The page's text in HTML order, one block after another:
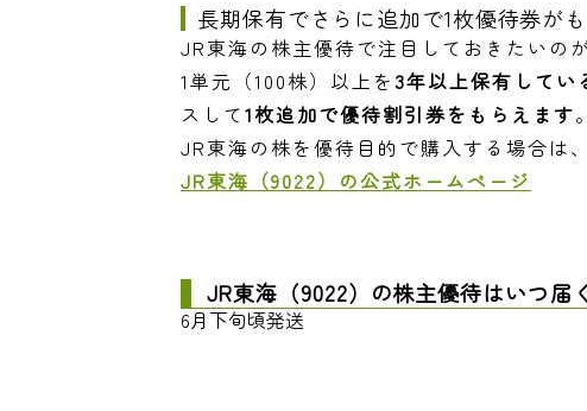
長期保有でさらに追加で1枚優待券が
JR東海の株主優待で注目しておきたいの
1単元（100株）以上を3年以上保有してい
スして1枚追加で優待割引券をもらえます。
JR東海の株を優待目的で購入する場合は
JR東海（9022）の公式ホームページ
JR東海（9022）の株主優待はいつ届
6月下旬頃発送